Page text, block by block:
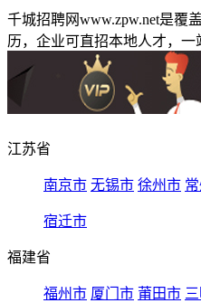
千城招聘网www.zpw.net是覆
历，企业可直招本地人才，一
江苏省
南京市 无锡市 徐州市
宿迁市
福建省
福州市 厦门市 莆田市